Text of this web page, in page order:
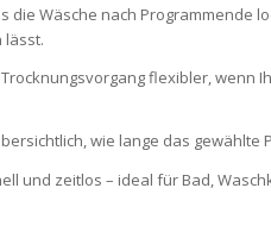
die Wäsche nach Programmende
lässt.
flexibler, wenn
wie lange das gewählte
und zeitlos – ideal für Bad,